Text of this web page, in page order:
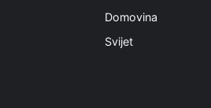
Domovina
Svijet